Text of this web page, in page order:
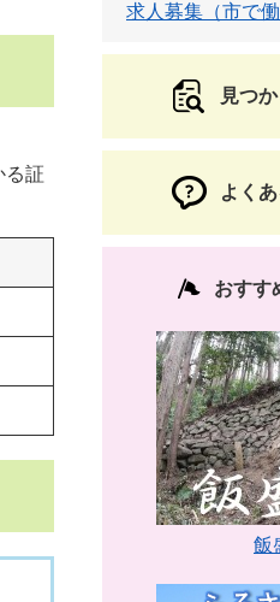
る証
求人募集（市で働
見つ
よく
おすす
飯